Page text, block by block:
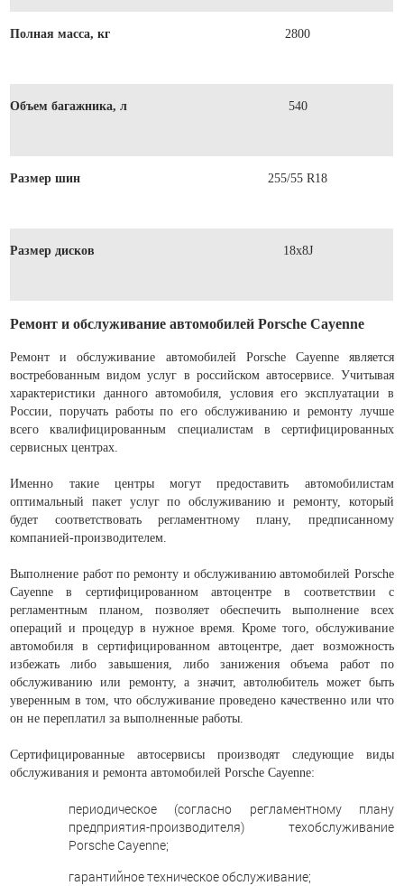
Полная масса, кг 2800
Объем багажника, л 540
Размер шин 255/55 R18
Размер дисков 18x8J
Ремонт и обслуживание автомобилей Porsche Cayenne
Ремонт и обслуживание автомобилей Porsche Cayenne является
востребованным видом услуг в российском автосервисе. Учитывая
характеристики данного автомобиля, условия его эксплуатации в
России, поручать работы по его обслуживанию и ремонту лучше
всего квалифицированным специалистам в сертифицированных
сервисных центрах.
Именно такие центры могут предоставить автомобилистам
оптимальный пакет услуг по обслуживанию и ремонту, который
будет соответствовать регламентному плану, предписанному
компанией-производителем.
Выполнение работ по ремонту и обслуживанию автомобилей Porsche
Cayenne в сертифицированном автоцентре в соответствии с
регламентным планом, позволяет обеспечить выполнение всех
операций и процедур в нужное время. Кроме того, обслуживание
автомобиля в сертифицированном автоцентре, дает возможность
избежать либо завышения, либо занижения объема работ по
обслуживанию или ремонту, а значит, автолюбитель может быть
уверенным в том, что обслуживание проведено качественно или что
он не переплатил за выполненные работы.
Сертифицированные автосервисы производят следующие виды
обслуживания и ремонта автомобилей Porsche Cayenne:
периодическое (согласно регламентному плану
предприятия-производителя) техобслуживание
Porsche Cayenne;
гарантийное техническое обслуживание;